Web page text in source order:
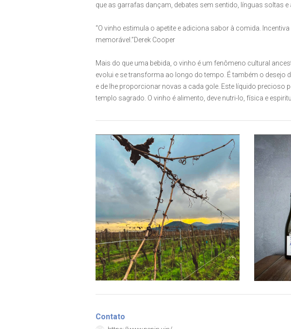
que as garrafas dançam, debates sem sentido, línguas soltas
“O vinho estimula o apetite e adiciona sabor à comida.
memorável.”Derek Cooper
Mais do que uma bebida, o vinho é um fenômeno cultural
evolui e se transforma ao longo do tempo. É também o desejo
e de lhe proporcionar novas a cada gole. Este líquido precioso
templo sagrado. O vinho é alimento, deve nutri-lo, física e
Contato